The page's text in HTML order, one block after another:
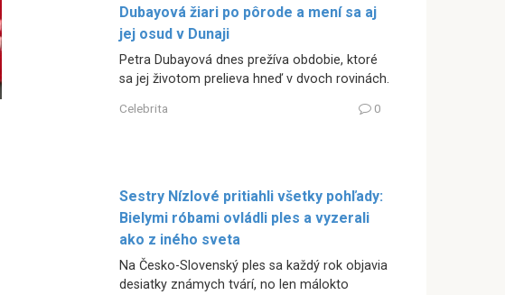
Dubayová žiari po pôrode a mení sa aj
jej osud v Dunaji
Petra Dubayová dnes prežíva obdobie, ktoré
sa jej životom prelieva hneď v dvoch rovinách.
Celebrita 0
Sestry Nízlové pritiahli všetky pohľady:
Bielymi róbami ovládli ples a vyzerali
ako z iného sveta
Na Česko-Slovenský ples sa každý rok objavia
desiatky známych tvárí, no len málokto